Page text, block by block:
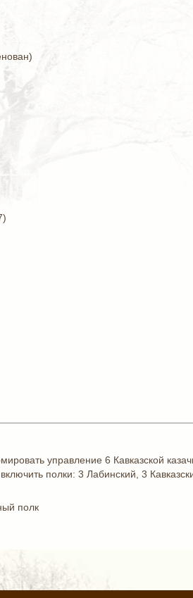
управление 6 Кавказской
полки: 3 Лабинский, 3
полк